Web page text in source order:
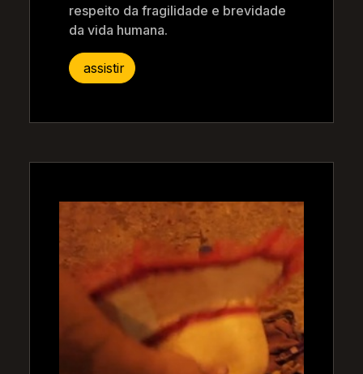
respeito da fragilidade e brevidade
da vida humana.
assistir